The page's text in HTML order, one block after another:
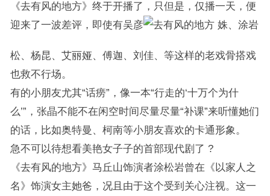
《去有风的地方》终于开播了，只但是，仅播一天，便
迎来了一波差评，即使有吴彦
姝、涂岩
松、杨昆、艾丽娅、傅迦、刘佳、等这样的老戏骨搭戏
也救不行场。
有的小朋友尤其“话痨”，像一本“行走的‘十万个为什
么’”，张晶不能不在闲空时间尽量尽量“补课”来听懂她们
的话，比如奥特曼、柯南等小朋友喜欢的卡通形象。
急不可以待想看美艳女子子的首部现代剧了 ?
《去有风的地方》马丘山饰演者涂松岩曾在《以家人之
名》饰演女主她爸，况且由于这个受到关心注视。这一